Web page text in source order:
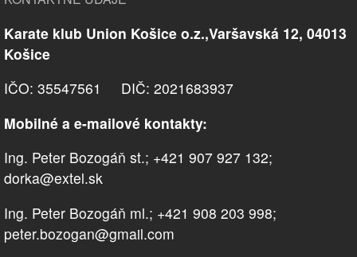
Karate klub Union Košice o.z.,Varšavská 12, 04013
Košice
IČO: 35547561 DIČ: 2021683937
Mobilné a e-mailové kontakty:
Ing. Peter Bozogáň st.; +421 907 927 132;
dorka@extel.sk
Ing. Peter Bozogáň ml.; +421 908 203 998;
peter.bozogan@gmail.com